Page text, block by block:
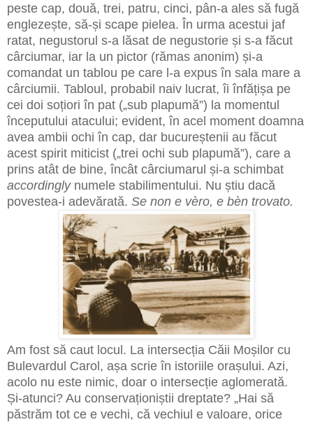
peste cap, două, trei, patru, cinci, pân-a ales să fugă
englezește, să-și scape pielea. În urma acestui jaf
ratat, negustorul s-a lăsat de negustorie și s-a făcut
cârciumar, iar la un pictor (rămas anonim) și-a
comandat un tablou pe care l-a expus în sala mare a
cârciumii. Tabloul, probabil naiv lucrat, îi înfățișa pe
cei doi soțiori în pat („sub plapumă”) la momentul
începutului atacului; evident, în acel moment doamna
avea ambii ochi în cap, dar bucureștenii au făcut
acest spirit miticist („trei ochi sub plapumă”), care a
prins atât de bine, încât cârciumarul și-a schimbat
accordinglynumele stabilimentului. Nu știu dacă
povestea-i adevărată. Se non e vèro, e bèn trovato.
Am fost să caut locul. La intersecția Căii Moșilor cu
Bulevardul Carol, așa scrie în istoriile orașului. Azi,
acolo nu este nimic, doar o intersecție aglomerată.
Și-atunci? Au conservaționiștii dreptate? „Hai să
păstrăm tot ce e vechi, că vechiul e valoare, orice